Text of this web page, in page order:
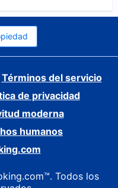
Términos del servicio
de privacidad
moderna
humanos
Todos los